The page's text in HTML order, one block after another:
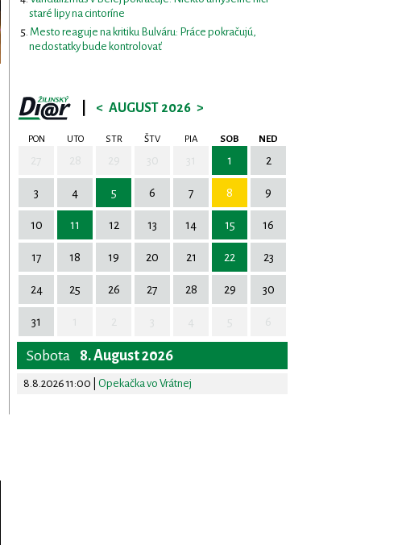
staré lipy na cintoríne
Mesto reaguje na kritiku Bulváru: Práce pokračujú,
nedostatky bude kontrolovať
< AUGUST 2026 >
PON UTO STR ŠTV PIA SOB NED
1 2
3 4 5 6 7 8 9
10 11 12 13 14 15 16
17 18 19 20 21 22 23
24 25 26 27 28 29 30
31
Sobota 8. August 2026
8.8.2026 11:00 Opekačka vo Vrátnej